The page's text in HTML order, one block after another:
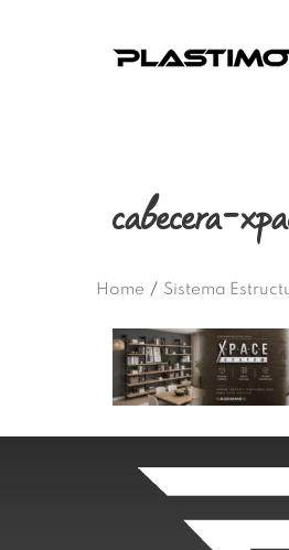
cabecera-
Home / Sistema